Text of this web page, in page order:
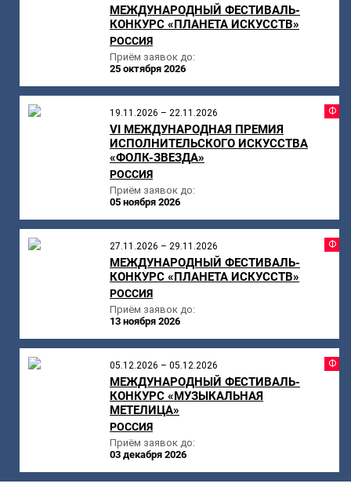
МЕЖДУНАРОДНЫЙ ФЕСТИВАЛЬ-
КОНКУРС «ПЛАНЕТА ИСКУССТВ»
РОССИЯ
Приём заявок до:
25 октября 2026
19.11.2026 – 22.11.2026
VI МЕЖДУНАРОДНАЯ ПРЕМИЯ
ИСПОЛНИТЕЛЬСКОГО ИСКУССТВА
«ФОЛК-ЗВЕЗДА»
РОССИЯ
Приём заявок до:
05 ноября 2026
27.11.2026 – 29.11.2026
МЕЖДУНАРОДНЫЙ ФЕСТИВАЛЬ-
КОНКУРС «ПЛАНЕТА ИСКУССТВ»
РОССИЯ
Приём заявок до:
13 ноября 2026
05.12.2026 – 05.12.2026
МЕЖДУНАРОДНЫЙ ФЕСТИВАЛЬ-
КОНКУРС «МУЗЫКАЛЬНАЯ
МЕТЕЛИЦА»
РОССИЯ
Приём заявок до:
03 декабря 2026